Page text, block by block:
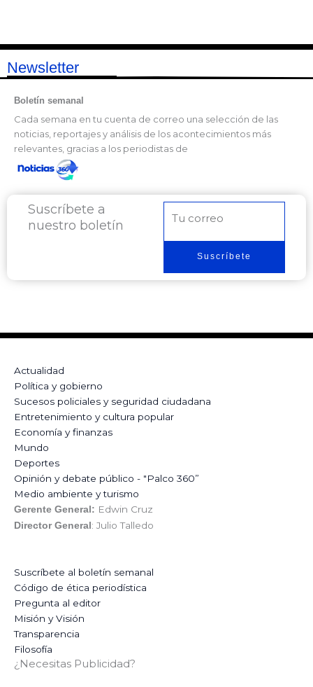
Newsletter
Boletín semanal
Cada semana en tu cuenta de correo una selección de las
noticias, reportajes y análisis de los acontecimientos más
relevantes, gracias a los periodistas de
Suscríbete a
nuestro boletín
electrónico
Suscríbete
Actualidad
Política y gobierno
Sucesos policiales y seguridad ciudadana
Entretenimiento y cultura popular
Economía y finanzas
Mundo
Deportes
Opinión y debate público - "Palco 360”
Medio ambiente y turismo
Gerente General: Edwin Cruz
Director General : Julio Talledo
Suscríbete al boletín semanal
Código de ética periodística
Pregunta al editor
Misión y Visión
Transparencia
Filosofía
¿Necesitas Publicidad?